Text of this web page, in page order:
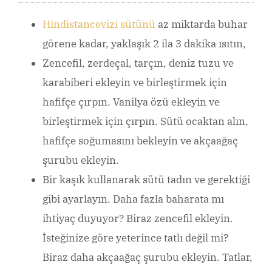
Hindistancevizi sütünü az miktarda buhar
görene kadar, yaklaşık 2 ila 3 dakika ısıtın,
Zencefil, zerdeçal, tarçın, deniz tuzu ve
karabiberi ekleyin ve birleştirmek için
hafifçe çırpın. Vanilya özü ekleyin ve
birleştirmek için çırpın. Sütü ocaktan alın,
hafifçe soğumasını bekleyin ve akçaağaç
şurubu ekleyin.
Bir kaşık kullanarak sütü tadın ve gerektiği
gibi ayarlayın. Daha fazla baharata mı
ihtiyaç duyuyor? Biraz zencefil ekleyin.
İsteğinize göre yeterince tatlı değil mi?
Biraz daha akçaağaç şurubu ekleyin. Tatlar,